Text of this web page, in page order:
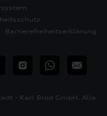
Barrierefreiheitserklärung
InstagramWhatsApp
E-
- Karl Brod GmbH. Alle